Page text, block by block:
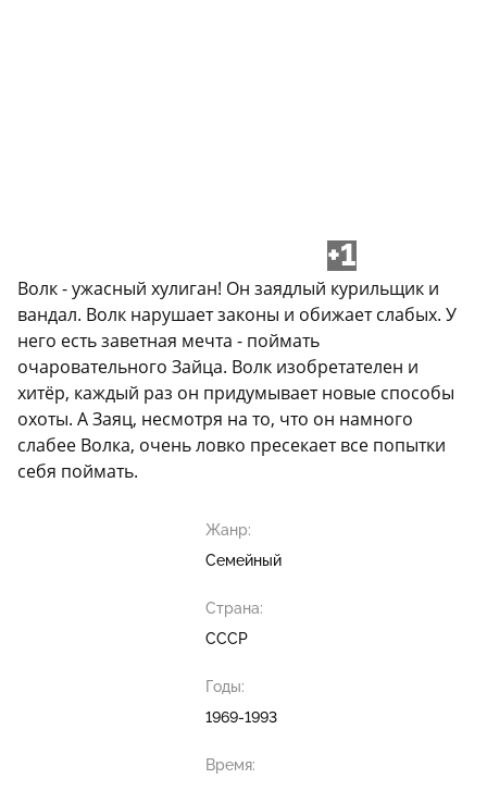
+1
Волк - ужасный хулиган! Он заядлый курильщик и
вандал. Волк нарушает законы и обижает слабых. У
него есть заветная мечта - поймать
очаровательного Зайца. Волк изобретателен и
хитёр, каждый раз он придумывает новые способы
охоты. А Заяц, несмотря на то, что он намного
слабее Волка, очень ловко пресекает все попытки
себя поймать.
Жанр:
Семейный
Страна:
СССР
Годы:
1969-1993
Время: